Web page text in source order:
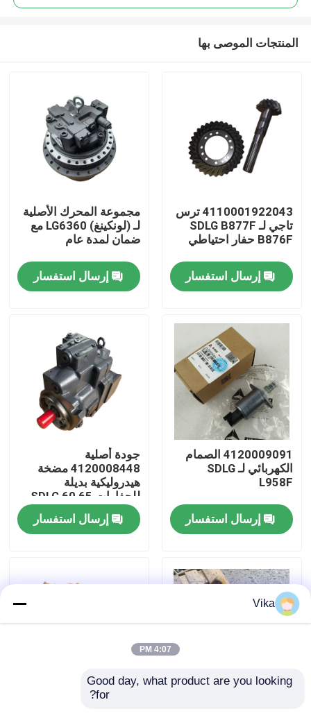
المنتجات
حول بنا
جولة في المعمل
ضبط الجودة
اتصل بنا
أخبار
طلب اقتباس
المنتجات الموصى بها
4110001922043 ترس
تاجي لـ SDLG B877F
B876F حفار احتياطي
إرسال استفسار
مجموعة المحرك الأصلية
لـ (لونكينغ) LG6360 مع
ضمان لمدة عام
إرسال استفسار
4120009091 الصمام
الكهربائي لـ SDLG
L958F
إرسال استفسار
جودة أصلية
4120008448 مضخة
هيدروليكية بديلة
للحفارات SDLG 60 65
صيانة
إرسال استفسار
LG959 Wheel Loader
Vika
4:07 PM
Good day, what product are you looking
for?